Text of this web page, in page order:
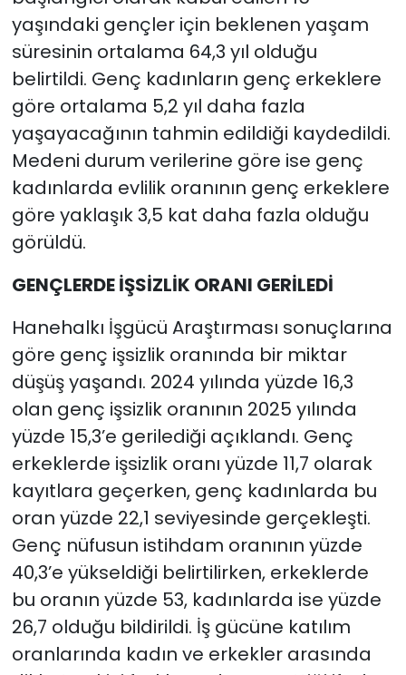
yaşındaki gençler için beklenen yaşam
süresinin ortalama 64,3 yıl olduğu
belirtildi. Genç kadınların genç erkeklere
göre ortalama 5,2 yıl daha fazla
yaşayacağının tahmin edildiği kaydedildi.
Medeni durum verilerine göre ise genç
kadınlarda evlilik oranının genç erkeklere
göre yaklaşık 3,5 kat daha fazla olduğu
görüldü.
GENÇLERDE İŞSİZLİK ORANI GERİLEDİ
Hanehalkı İşgücü Araştırması sonuçlarına
göre genç işsizlik oranında bir miktar
düşüş yaşandı. 2024 yılında yüzde 16,3
olan genç işsizlik oranının 2025 yılında
yüzde 15,3’e gerilediği açıklandı. Genç
erkeklerde işsizlik oranı yüzde 11,7 olarak
kayıtlara geçerken, genç kadınlarda bu
oran yüzde 22,1 seviyesinde gerçekleşti.
Genç nüfusun istihdam oranının yüzde
40,3’e yükseldiği belirtilirken, erkeklerde
bu oranın yüzde 53, kadınlarda ise yüzde
26,7 olduğu bildirildi. İş gücüne katılım
oranlarında kadın ve erkekler arasında